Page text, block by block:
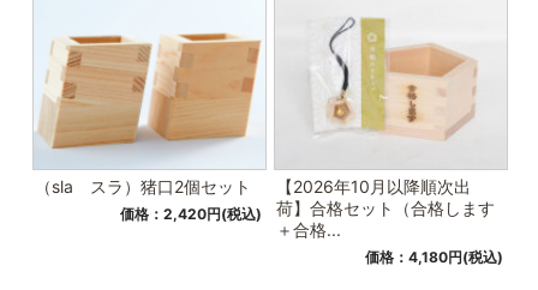
（sla スラ）猪口2個セット
価格：2,420円(税込)
【2026年10月以降順次出
荷】合格セット（合格します
＋合格...
価格：4,180円(税込)